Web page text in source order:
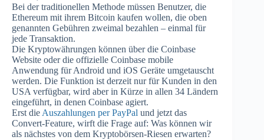
Bei der traditionellen Methode müssen Benutzer, die
Ethereum mit ihrem Bitcoin kaufen wollen, die oben
genannten Gebühren zweimal bezahlen – einmal für
jede Transaktion.
Die Kryptowährungen können über die Coinbase
Website oder die offizielle Coinbase mobile
Anwendung für Android und iOS Geräte umgetauscht
werden. Die Funktion ist derzeit nur für Kunden in den
USA verfügbar, wird aber in Kürze in allen 34 Ländern
eingeführt, in denen Coinbase agiert.
Erst die Auszahlungen per PayPal und jetzt das
Convert-Feature, wirft die Frage auf: Was können wir
als nächstes von dem Kryptobörsen-Riesen erwarten?